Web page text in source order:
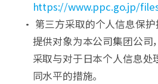
https://www.ppc.go.jp/
• 第三方采取的个人信息保护
提供对象为本公司集团公司
采取与对于日本个人信息处
同水平的措施。